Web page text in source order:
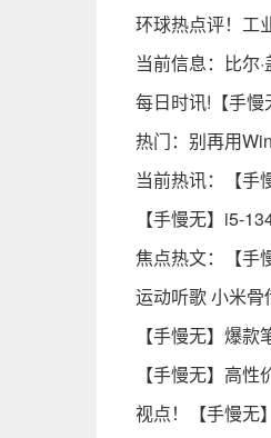
环球热点评！工
当前信息：比尔
每日时讯!【手
热门：别再用
当前热讯：【手
【手慢无】i5-
焦点热文：【手
运动听歌 小米
【手慢无】爆
【手慢无】高
视点！【手慢无